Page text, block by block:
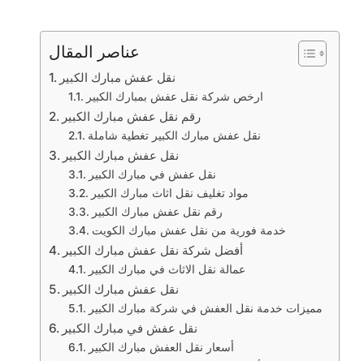
عناصر المقال
نقل عفش مبارك الكبير
ارخص شركة نقل عفش بمبارك الكبير
رقم نقل عفش مبارك الكبير
نقل عفش مبارك الكبير تغطية شاملة
نقل عفش مبارك الكبير
نقل عفش في مبارك الكبير
مواد تغليف نقل اثاث مبارك الكبير
رقم نقل عفش مبارك الكبير
خدمة فورية من نقل عفش مبارك الكويت
أفضل شركة نقل عفش مبارك الكبير
عمالة نقل الاثاث في مبارك الكبير
نقل عفش مبارك الكبير
مميزات خدمة نقل العفش في شركة مبارك الكبير
نقل عفش في مبارك الكبير
أسعار نقل العفش مبارك الكبير